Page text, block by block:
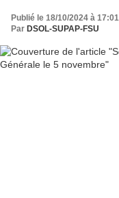
Publié le 18/10/2024 à 17:01
Par DSOL-SUPAP-FSU